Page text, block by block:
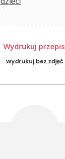
Wydrukuj przepis
Wydrukuj bez zdjęć